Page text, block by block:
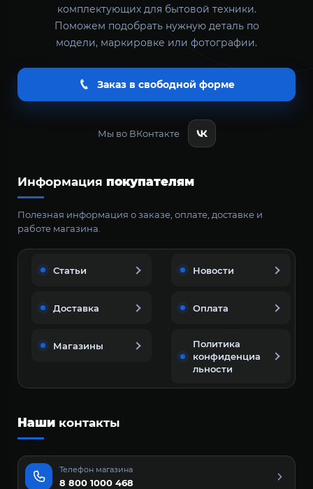
комплектующих для бытовой техники.
Поможем подобрать нужную деталь по
модели, маркировке или фотографии.
Заказ в свободной форме
Мы во ВКонтакте
Информация покупателям
Полезная информация о заказе, оплате, доставке и
работе магазина.
Статьи Новости
Доставка Оплата
Магазины
Политика
конфиденциа
льности
Наши контакты
Телефон магазина
8 800 1000 468